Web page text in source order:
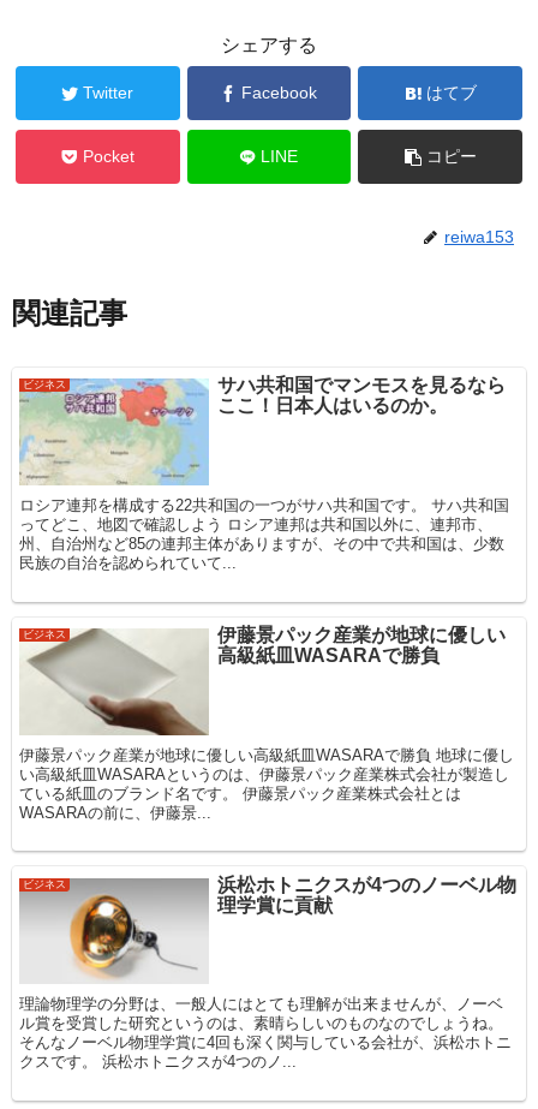
シェアする
Twitter Facebook はてブ
Pocket LINE コピー
reiwa153
関連記事
ビジネス
サハ共和国でマンモスを見るなら
ここ！日本人はいるのか。
ロシア連邦を構成する22共和国の一つがサハ共和国です。 サハ共和国
ってどこ、地図で確認しよう ロシア連邦は共和国以外に、連邦市、
州、自治州など85の連邦主体がありますが、その中で共和国は、少数
民族の自治を認められていて...
ビジネス
伊藤景パック産業が地球に優しい
高級紙皿WASARAで勝負
伊藤景パック産業が地球に優しい高級紙皿WASARAで勝負 地球に優し
い高級紙皿WASARAというのは、伊藤景パック産業株式会社が製造し
ている紙皿のブランド名です。 伊藤景パック産業株式会社とは
WASARAの前に、伊藤景...
ビジネス
浜松ホトニクスが4つのノーベル物
理学賞に貢献
理論物理学の分野は、一般人にはとても理解が出来ませんが、ノーベ
ル賞を受賞した研究というのは、素晴らしいのものなのでしょうね。
そんなノーベル物理学賞に4回も深く関与している会社が、浜松ホトニ
クスです。 浜松ホトニクスが4つのノ...